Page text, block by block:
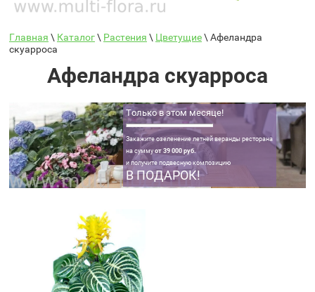
Главная \ Каталог\ Растения \ Цветущие\ Афеландра
скуарроса
Афеландра скуарроса
Только в этом месяце!
Закажите озеленение летней веранды ресторана
на суммуот 39 000 руб.
и получите подвесную композицию
В ПОДАРОК!